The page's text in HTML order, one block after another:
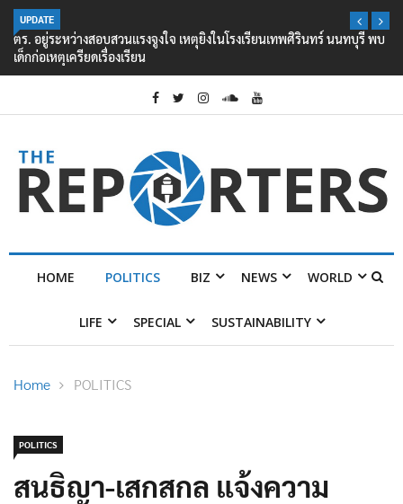
UPDATE
ตร. อยู่ระหว่างสอบสวนแรงจูงใจ เหตุยิงในโรงเรียนเทพศิรินทร์ นนทบุรี พบ
เด็กก่อเหตุเครียดเรื่องเรียน
HOME POLITICS BIZ NEWS WORLD
LIFE SPECIAL SUSTAINABILITY
Home POLITICS
POLITICS
สนธิญา-เสกสกล แจ้งความ